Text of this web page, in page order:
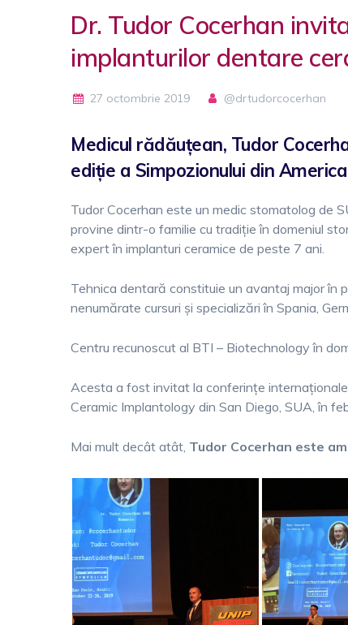
Dr. Tudor Cocerhan
implanturilor dentare
27 octombrie 2019 @drtudorcocerhan
Medicul rădăuțean, Tudor
ediție a Simpozionului din
Tudor Cocerhan este un medic stomatolog de
provine dintr-o familie cu tradiție în domeniul
expert în implanturi ceramice de peste 7 ani.
Tehnica dentară constituie un avantaj major în
nenumărate cursuri și specializări în Spania,
Centru recunoscut al BTI – Biotechnology în
Acesta a fost invitat la conferințe
Ceramic Implantology din San Diego, SUA, în
Mai mult decât atât, Tudor Cocerhan este